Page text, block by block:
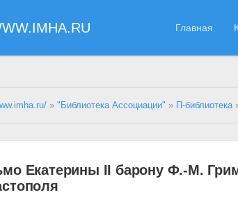
Главная
»"Библиотека Ассоциации" » П-библиотека
Екатерины II барону Ф.-М.